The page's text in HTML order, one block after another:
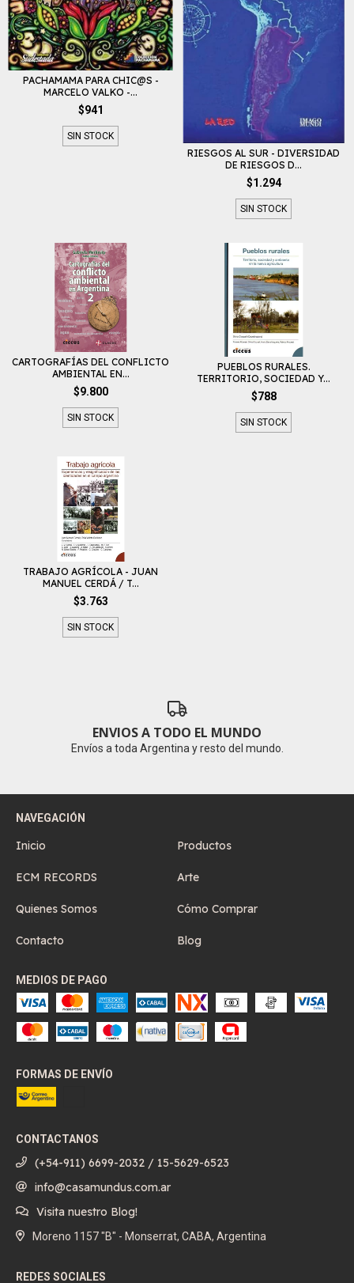
PACHAMAMA PARA CHIC@S -
MARCELO VALKO -...
$941
SIN STOCK
RIESGOS AL SUR - DIVERSIDAD
DE RIESGOS D...
$1.294
SIN STOCK
CARTOGRAFÍAS DEL CONFLICTO
AMBIENTAL EN...
$9.800
SIN STOCK
PUEBLOS RURALES.
TERRITORIO, SOCIEDAD Y...
$788
SIN STOCK
TRABAJO AGRÍCOLA - JUAN
MANUEL CERDÁ / T...
$3.763
SIN STOCK
ENVIOS A TODO EL MUNDO
Envíos a toda Argentina y resto del mundo.
NAVEGACIÓN
Inicio Productos
ECM RECORDS Arte
Quienes Somos Cómo Comprar
Contacto Blog
MEDIOS DE PAGO
FORMAS DE ENVÍO
CONTACTANOS
(+54-911) 6699-2032 / 15-5629-6523
info@casamundus.com.ar
Visita nuestro Blog!
Moreno 1157 "B" - Monserrat, CABA, Argentina
REDES SOCIALES